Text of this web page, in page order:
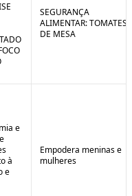
SEGURANÇA
ALIMENTAR: TOMATES
DE MESA
e
à
e
Empodera meninas e
mulheres